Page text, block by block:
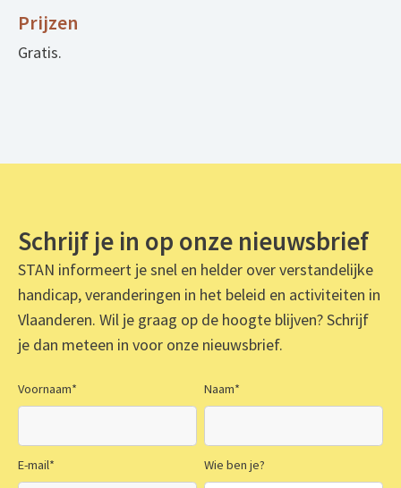
Prijzen
Gratis.
Schrijf je in op onze nieuwsbrief
STAN informeert je snel en helder over verstandelijke
handicap, veranderingen in het beleid en activiteiten in
Vlaanderen. Wil je graag op de hoogte blijven? Schrijf
je dan meteen in voor onze nieuwsbrief.
Voornaam* Naam*
E-mail* Wie ben je?